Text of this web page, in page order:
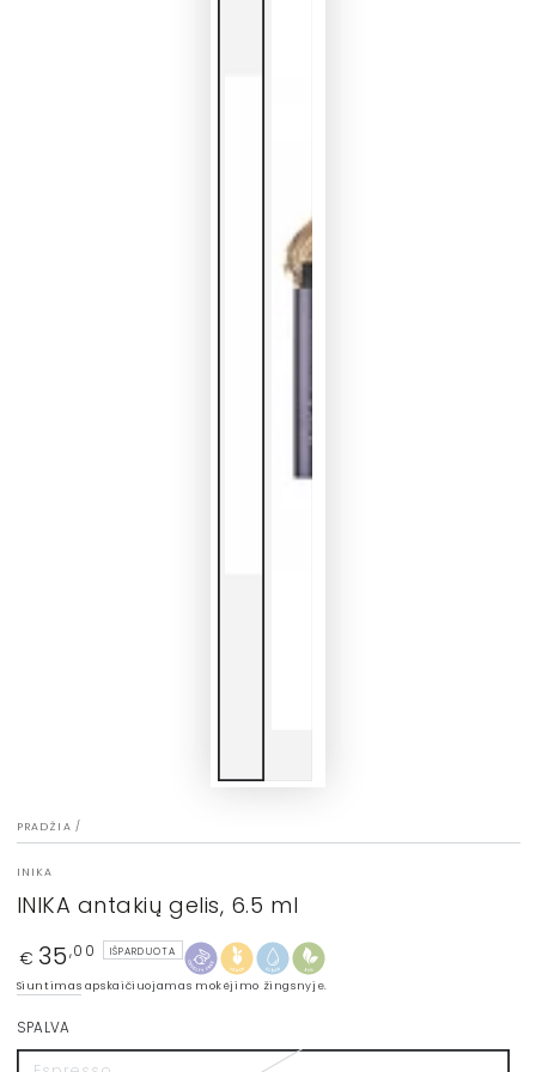
PRADŽIA /
INIKA
INIKA antakių gelis, 6.5 ml
Įprasta
€ 35 ,00 IŠPARDUOTA
Siuntimas apskaičiuojamas mokėjimo žingsnyje.
SPALVA